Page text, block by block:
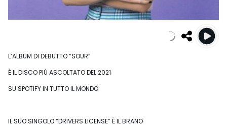
L’ALBUM DI DEBUTTO “SOUR”
È IL DISCO PIÙ ASCOLTATO DEL 2021
SU SPOTIFY IN TUTTO IL MONDO
IL SUO SINGOLO “DRIVERS LICENSE” È IL BRANO